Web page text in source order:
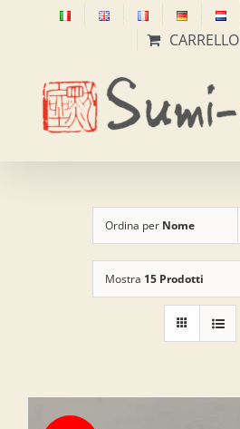
CARRELLO
Ordina per Nome
Mostra 15 Prodotti